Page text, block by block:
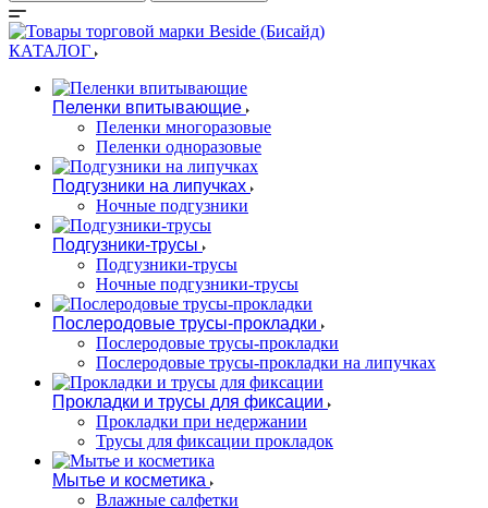
КАТАЛОГ
Пеленки впитывающие
Пеленки многоразовые
Пеленки одноразовые
Подгузники на липучках
Ночные подгузники
Подгузники-трусы
Подгузники-трусы
Ночные подгузники-трусы
Послеродовые трусы-прокладки
Послеродовые трусы-прокладки
Послеродовые трусы-прокладки на липучках
Прокладки и трусы для фиксации
Прокладки при недержании
Трусы для фиксации прокладок
Мытье и косметика
Влажные салфетки